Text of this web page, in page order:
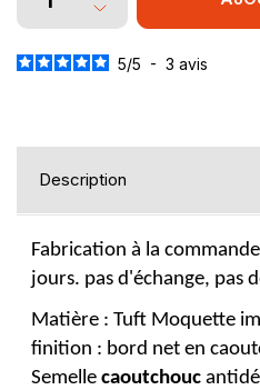
5/5 - 3 avis
Description
Fabrication à la
jours. pas d'échange, pas
Matière : Tuft Moquette
finition : bord net en
Semelle caoutchouc